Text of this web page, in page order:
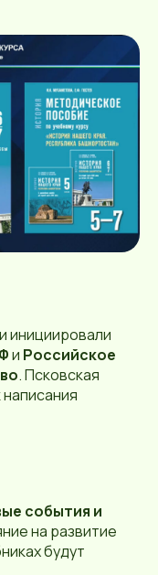
инициировали
и Российское
. Псковская
написания
события и
на развитие
будут